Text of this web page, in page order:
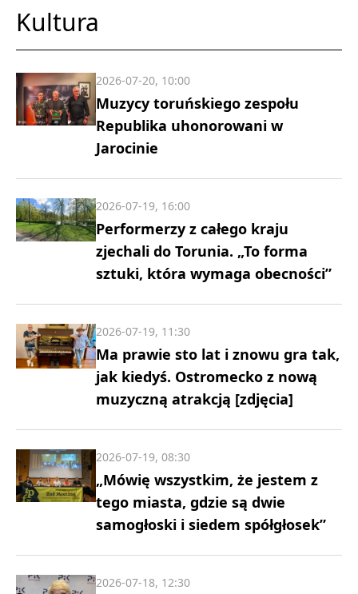
Kultura
Muzycy toruńskiego zespołu
Republika uhonorowani w
Jarocinie
2026-07-20, 10:00
Performerzy z całego kraju
zjechali do Torunia. „To forma
sztuki, która wymaga obecności”
2026-07-19, 16:00
Ma prawie sto lat i znowu gra tak,
jak kiedyś. Ostromecko z nową
muzyczną atrakcją [zdjęcia]
2026-07-19, 11:30
„Mówię wszystkim, że jestem z
tego miasta, gdzie są dwie
samogłoski i siedem spółgłosek”
2026-07-19, 08:30
2026-07-18, 12:30